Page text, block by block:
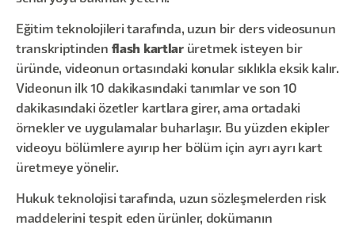
Eğitim teknolojileri tarafında, uzun bir ders videosunun
transkriptinden flash kartlarüretmek isteyen bir
üründe, videonun ortasındaki konular sıklıkla eksik kalır.
Videonun ilk 10 dakikasındaki tanımlar ve son 10
dakikasındaki özetler kartlara girer, ama ortadaki
örnekler ve uygulamalar buharlaşır. Bu yüzden ekipler
videoyu bölümlere ayırıp her bölüm için ayrı ayrı kart
üretmeye yönelir.
Hukuk teknolojisi tarafında, uzun sözleşmelerden risk
maddelerini tespit eden ürünler, dokümanın